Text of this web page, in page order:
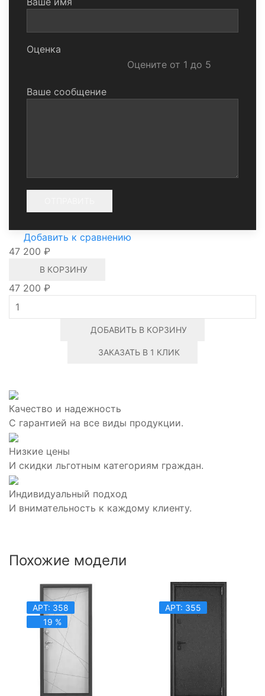
Оценка
Оцените от 1 до 5
Ваше сообщение
Добавить к сравнению
47 200 ₽
В КОРЗИНУ
47 200 ₽
ДОБАВИТЬ В КОРЗИНУ
ЗАКАЗАТЬ В 1 КЛИК
Качество и надежность
С гарантией на все виды продукции.
Низкие цены
И скидки льготным категориям граждан.
Индивидуальный подход
И внимательность к каждому клиенту.
Похожие модели
АРТ: 358
19 %
АРТ: 355